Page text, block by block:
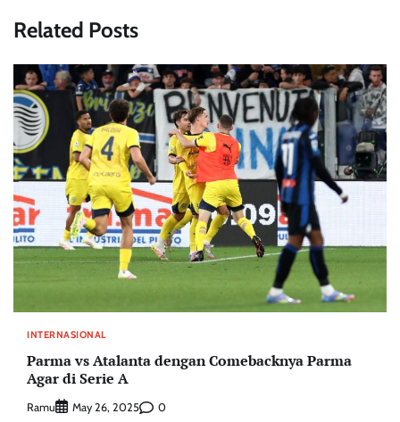
Related Posts
INTERNASIONAL
Parma vs Atalanta dengan Comebacknya Parma
Agar di Serie A
Ramu May 26, 2025 0